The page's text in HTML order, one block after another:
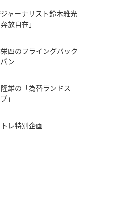
ャーナリスト鈴木雅光
放自在」
四のフライングバック
ン
雄の「為替ランドス
」
トレ特別企画